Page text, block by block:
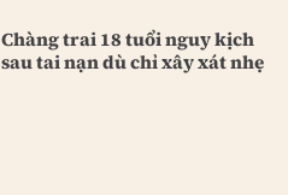
Chàng trai 18 tuổi nguy kịch
sau tai nạn dù chỉ xây xát nhẹ